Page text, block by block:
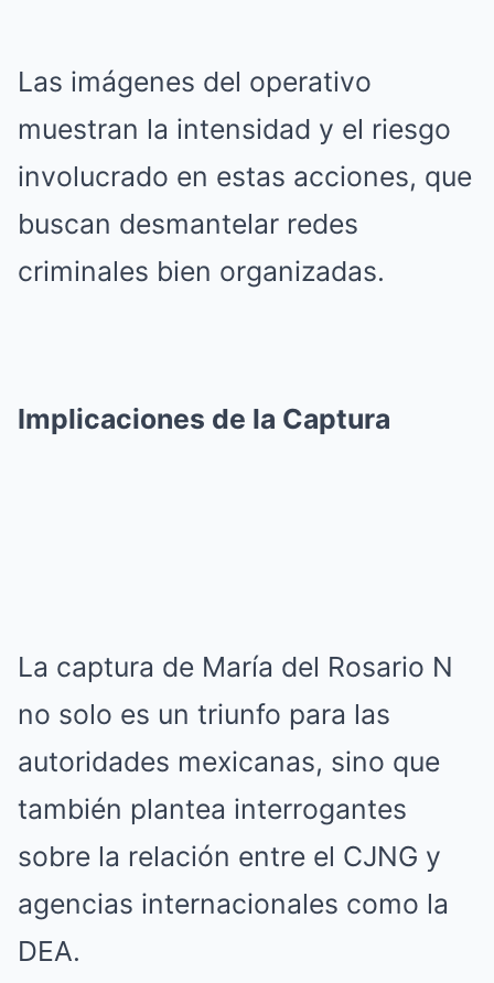
Las imágenes del operativo
muestran la intensidad y el riesgo
involucrado en estas acciones, que
buscan desmantelar redes
criminales bien organizadas.
Implicaciones de la Captura
La captura de María del Rosario N
no solo es un triunfo para las
autoridades mexicanas, sino que
también plantea interrogantes
sobre la relación entre el CJNG y
agencias internacionales como la
DEA.